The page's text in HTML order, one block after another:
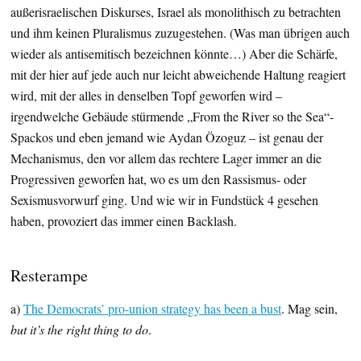
außerisraelischen Diskurses, Israel als monolithisch zu betrachten
und ihm keinen Pluralismus zuzugestehen. (Was man übrigen auch
wieder als antisemitisch bezeichnen könnte…) Aber die Schärfe,
mit der hier auf jede auch nur leicht abweichende Haltung reagiert
wird, mit der alles in denselben Topf geworfen wird –
irgendwelche Gebäude stürmende „From the River so the Sea“-
Spackos und eben jemand wie Aydan Özoguz – ist genau der
Mechanismus, den vor allem das rechtere Lager immer an die
Progressiven geworfen hat, wo es um den Rassismus- oder
Sexismusvorwurf ging. Und wie wir in Fundstück 4 gesehen
haben, provoziert das immer einen Backlash.
Resterampe
a)The Democrats’ pro-union strategy has been a bust. Mag sein,
but it’s the right thing to do.